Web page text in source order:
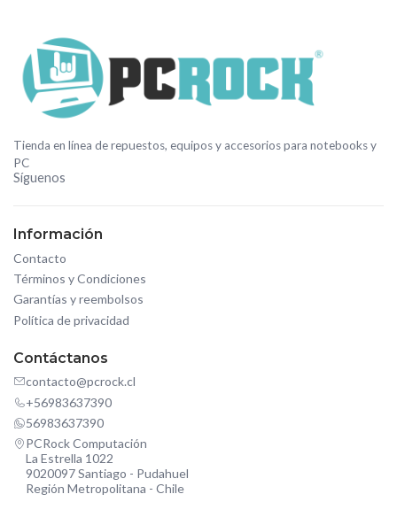
Tienda en línea de repuestos, equipos y accesorios para notebooks y
PC
Síguenos
Información
Contacto
Términos y Condiciones
Garantías y reembolsos
Política de privacidad
Contáctanos
contacto@pcrock.cl
+56983637390
56983637390
PCRock Computación
La Estrella 1022
9020097 Santiago - Pudahuel
Región Metropolitana - Chile